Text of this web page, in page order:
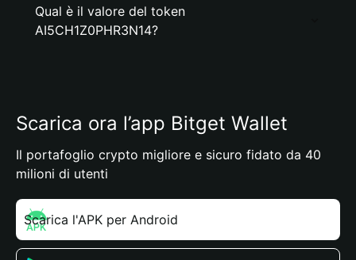
Qual è il valore del token
AI5CH1Z0PHR3N14?
Scarica ora l’app Bitget Wallet
Il portafoglio crypto migliore e sicuro fidato da 40
milioni di utenti
Scarica l'APK per Android